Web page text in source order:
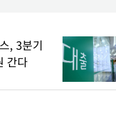
, 3분기
간다